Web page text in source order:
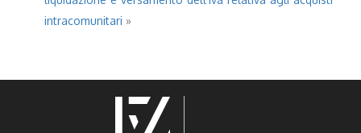
intracomunitari »